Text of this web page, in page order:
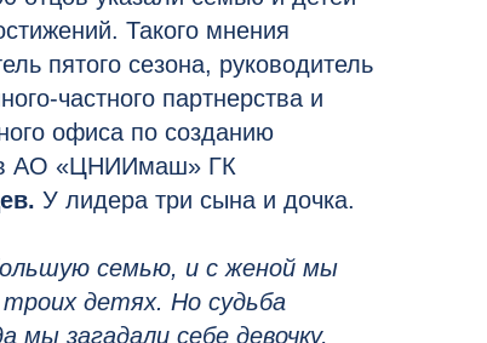
Такого мнения
пятого сезона, руководитель
частного партнерства и
офиса по созданию
АО «ЦНИИмаш» ГК
У лидера три сына и дочка.
семью, и с женой мы
детях. Но судьба
мы загадали себе девочку,